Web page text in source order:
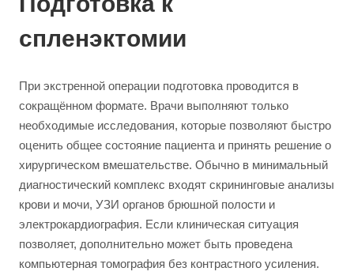
спленэктомии
При экстренной операции подготовка проводится в
сокращённом формате. Врачи выполняют только
необходимые исследования, которые позволяют быстро
оценить общее состояние пациента и принять решение о
хирургическом вмешательстве. Обычно в минимальный
диагностический комплекс входят скрининговые анализы
крови и мочи, УЗИ органов брюшной полости и
электрокардиография. Если клиническая ситуация
позволяет, дополнительно может быть проведена
компьютерная томография без контрастного усиления.